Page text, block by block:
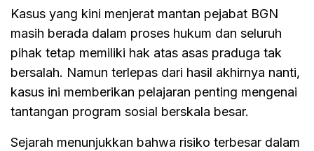
Kasus yang kini menjerat mantan pejabat BGN
masih berada dalam proses hukum dan seluruh
pihak tetap memiliki hak atas asas praduga tak
bersalah. Namun terlepas dari hasil akhirnya nanti,
kasus ini memberikan pelajaran penting mengenai
tantangan program sosial berskala besar.
Sejarah menunjukkan bahwa risiko terbesar dalam